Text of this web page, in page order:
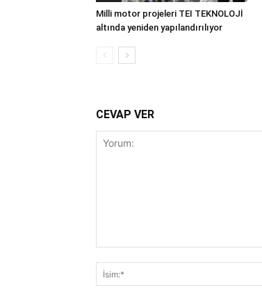
Milli motor projeleri TEI TEKNOLOJİ
altında yeniden yapılandırılıyor
CEVAP VER